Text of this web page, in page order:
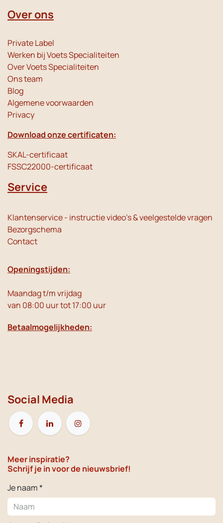
Over ons
Private Label
Werken bij Voets Specialiteiten
Over Voets Specialiteiten
Ons team
Blog
Algemene voorwaarden
Privacy
Download onze certificaten:
SKAL-certificaat
FSSC22000-certificaat
Service
Klantenservice - instructie video's & veelgestelde vragen
Bezorgschema
Contact
Openingstijden:
Maandag t/m vrijdag
van 08:00 uur tot 17:00 uur
Betaalmogelijkheden:
Social Media
Meer inspiratie?
Schrijf je in voor de nieuwsbrief!
Je naam *